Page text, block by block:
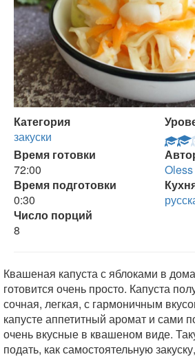
Категория
закуски
Время готовки
72:00
Oless
Время подготовки
0:30
Число порций
8
Квашеная капуста с яблоками в
готовится очень просто. Капуста
сочная, легкая, с гармоничным
капусте аппетитный аромат и сами
очень вкусные в квашеном виде.
подать, как самостоятельную